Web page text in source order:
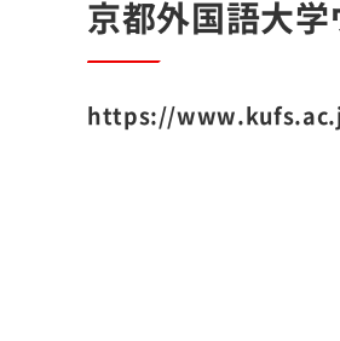
京都外国語大学
https://